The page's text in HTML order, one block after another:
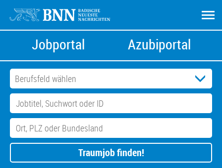
Jobportal Azubiportal
Traumjob finden!